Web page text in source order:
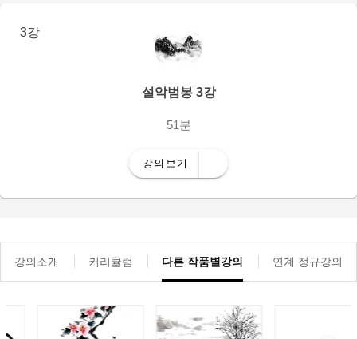
3강
설악범봉 3강
51분
강의보기
강의소개 커리큘럼 다른 작품별강의 연계 정규강의